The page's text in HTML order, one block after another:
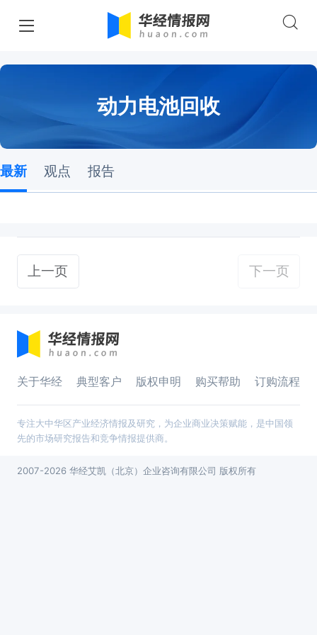
动力电池回收
最新 观点 报告
上一页 下一页
关于华经 典型客户 版权申明 购买帮助 订购流程
专注大中华区产业经济情报及研究，为企业商业决策赋能，是中国领
先的市场研究报告和竞争情报提供商。
2007-2026 华经艾凯（北京）企业咨询有限公司 版权所有